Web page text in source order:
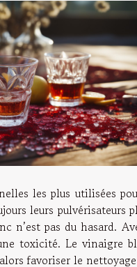
les plus utilisées
leurs pulvérisateurs
n’est pas du hasard.
toxicité. Le vinaigre
favoriser le